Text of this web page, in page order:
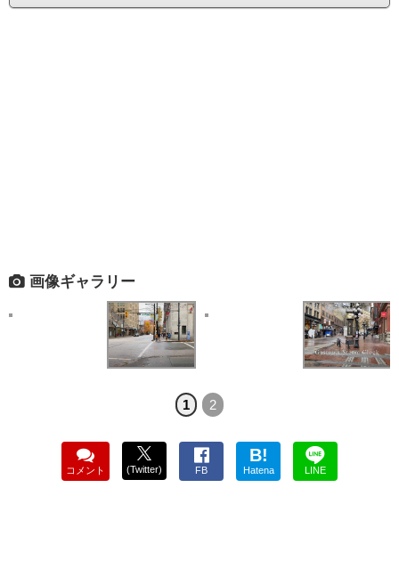
画像ギャラリー
1 2
コメント (Twitter) FB
B!
Hatena LINE